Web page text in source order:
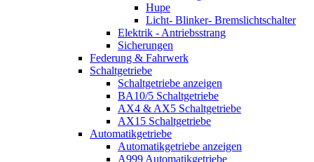
Hupe
Licht- Blinker- Bremslichtschalter
Elektrik - Antriebsstrang
Sicherungen
Federung & Fahrwerk
Schaltgetriebe
Schaltgetriebe anzeigen
BA10/5 Schaltgetriebe
AX4 & AX5 Schaltgetriebe
AX15 Schaltgetriebe
Automatikgetriebe
Automatikgetriebe anzeigen
A999 Automatikgetriebe